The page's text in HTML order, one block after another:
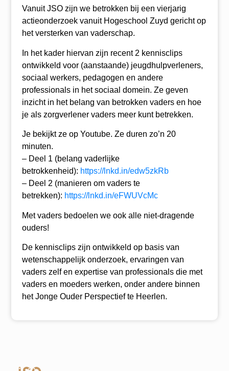
Vanuit JSO zijn we betrokken bij een vierjarig
actieonderzoek vanuit Hogeschool Zuyd gericht op
het versterken van vaderschap.
In het kader hiervan zijn recent 2 kennisclips
ontwikkeld voor (aanstaande) jeugdhulpverleners,
sociaal werkers, pedagogen en andere
professionals in het sociaal domein. Ze geven
inzicht in het belang van betrokken vaders en hoe
je als zorgverlener vaders meer kunt betrekken.
Je bekijkt ze op Youtube. Ze duren zo’n 20
minuten.
– Deel 1 (belang vaderlijke
betrokkenheid): https://lnkd.in/edw5zkRb
– Deel 2 (manieren om vaders te
betrekken): https://lnkd.in/eFWUVcMc
Met vaders bedoelen we ook alle niet-dragende
ouders!
De kennisclips zijn ontwikkeld op basis van
wetenschappelijk onderzoek, ervaringen van
vaders zelf en expertise van professionals die met
vaders en moeders werken, onder andere binnen
het Jonge Ouder Perspectief te Heerlen.